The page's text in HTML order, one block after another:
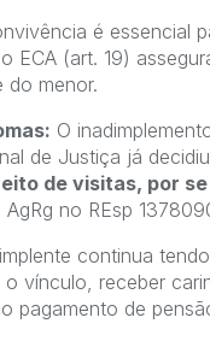
é essencial
ECA (art. 19)
do menor.
O
de Justiça já
de visitas, por
AgRg no REsp
continua
vínculo, receber
pagamento de